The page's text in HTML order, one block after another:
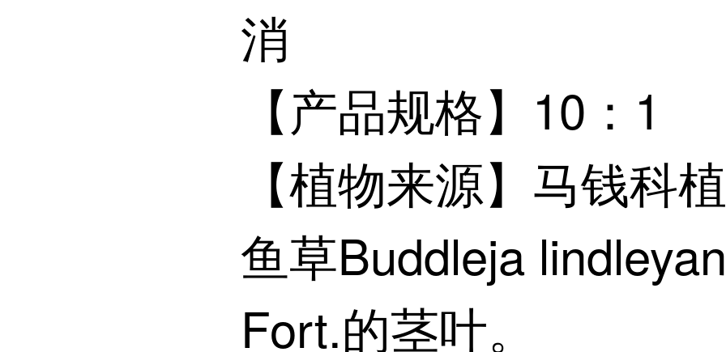
消
【产品规格】10：1
【植物来源】马钱科
鱼草Buddleja
Fort.的茎叶。